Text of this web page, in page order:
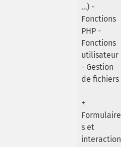
…) -
Fonctions
PHP -
Fonctions
utilisateur
- Gestion
de fichiers
+
Formulaire
s et
interaction